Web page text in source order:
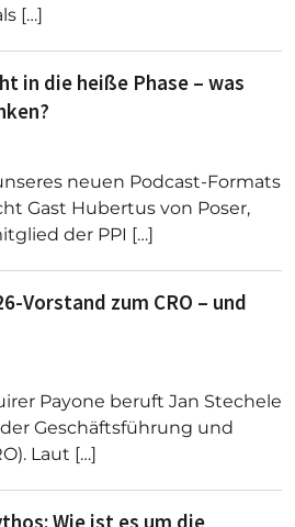
[…]
in die heiße Phase – was
neuen Podcast-Formats
Gast Hubertus von Poser,
der PPI […]
Vorstand zum CRO – und
Payone beruft Jan Stechele
Geschäftsführung und
Laut […]
Wie ist es um die